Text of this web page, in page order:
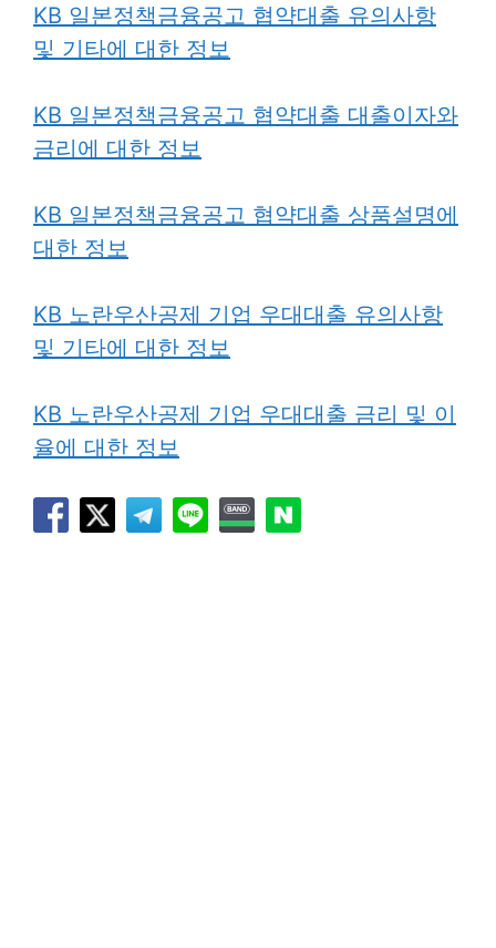
KB 일본정책금융공고 협약대출 유의사항
및 기타에 대한 정보
KB 일본정책금융공고 협약대출 대출이자와
금리에 대한 정보
KB 일본정책금융공고 협약대출 상품설명에
대한 정보
KB 노란우산공제 기업 우대대출 유의사항
및 기타에 대한 정보
KB 노란우산공제 기업 우대대출 금리 및 이
율에 대한 정보